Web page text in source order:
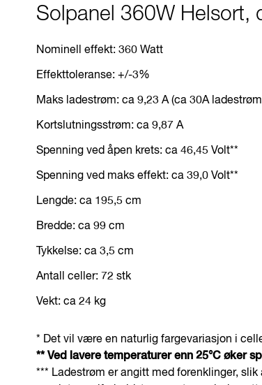
Solpanel 360W Helsort,
Nominell effekt: 360 Watt
Effekttoleranse: +/-3%
Maks ladestrøm: ca 9,23 A (ca 30A
Kortslutningsstrøm: ca 9,87 A
Spenning ved åpen krets: ca 46,45 Volt**
Spenning ved maks effekt: ca 39,0 Volt**
Lengde: ca 195,5 cm
Bredde: ca 99 cm
Tykkelse: ca 3,5 cm
Antall celler: 72 stk
Vekt: ca 24 kg
* Det vil være en naturlig fargevariasjon i
** Ved lavere temperaturer enn 25°C øker
*** Ladestrøm er angitt med forenklinger,